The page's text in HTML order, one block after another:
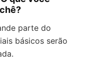
parte do
básicos serão